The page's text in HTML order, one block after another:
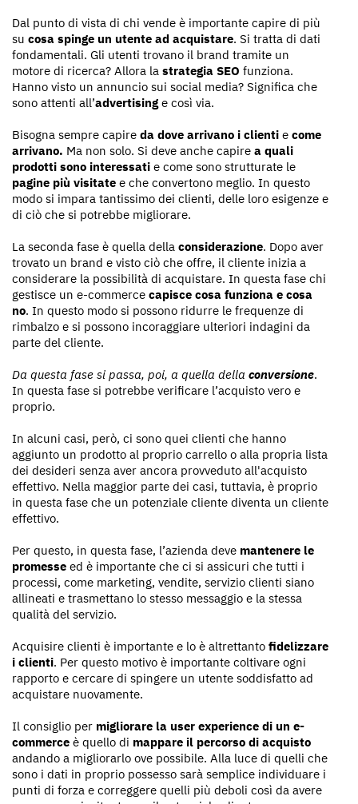
Dal punto di vista di chi vende è importante capire di più
su cosa spinge un utente ad acquistare. Si tratta di dati
fondamentali. Gli utenti trovano il brand tramite un
motore di ricerca? Allora la strategia SEO funziona.
Hanno visto un annuncio sui social media? Significa che
sono attenti all’advertisinge così via.
Bisogna sempre capire da dove arrivano i clienti e come
arrivano. Ma non solo. Si deve anche capire a quali
prodotti sono interessati e come sono strutturate le
pagine più visitate e che convertono meglio. In questo
modo si impara tantissimo dei clienti, delle loro esigenze e
di ciò che si potrebbe migliorare.
La seconda fase è quella della considerazione. Dopo aver
trovato un brand e visto ciò che offre, il cliente inizia a
considerare la possibilità di acquistare. In questa fase chi
gestisce un e-commerce capisce cosa funziona e cosa
no. In questo modo si possono ridurre le frequenze di
rimbalzo e si possono incoraggiare ulteriori indagini da
parte del cliente.
Da questa fase si passa, poi, a quella della conversione.
In questa fase si potrebbe verificare l’acquisto vero e
proprio.
In alcuni casi, però, ci sono quei clienti che hanno
aggiunto un prodotto al proprio carrello o alla propria lista
dei desideri senza aver ancora provveduto all'acquisto
effettivo. Nella maggior parte dei casi, tuttavia, è proprio
in questa fase che un potenziale cliente diventa un cliente
effettivo.
Per questo, in questa fase, l’azienda deve mantenere le
promesse ed è importante che ci si assicuri che tutti i
processi, come marketing, vendite, servizio clienti siano
allineati e trasmettano lo stesso messaggio e la stessa
qualità del servizio.
Acquisire clienti è importante e lo è altrettanto fidelizzare
i clienti. Per questo motivo è importante coltivare ogni
rapporto e cercare di spingere un utente soddisfatto ad
acquistare nuovamente.
Il consiglio per migliorare la user experience di un e-
commerce è quello di mappare il percorso di acquisto
andando a migliorarlo ove possibile. Alla luce di quelli che
sono i dati in proprio possesso sarà semplice individuare i
punti di forza e correggere quelli più deboli così da avere